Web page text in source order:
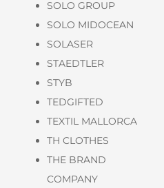
SOLO GROUP
SOLO MIDOCEAN
SOLASER
STAEDTLER
STYB
TEDGIFTED
TEXTIL MALLORCA
TH CLOTHES
THE BRAND
COMPANY